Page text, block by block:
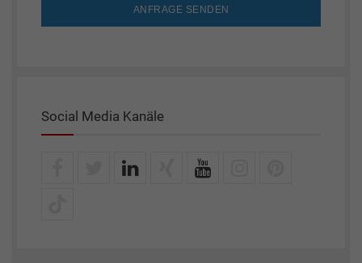
ANFRAGE SENDEN
Social Media Kanäle